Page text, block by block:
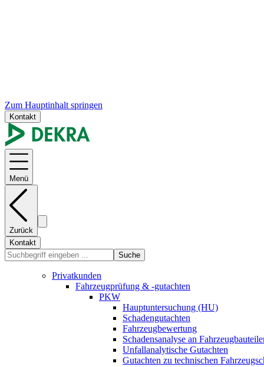
Zum Hauptinhalt springen
Kontakt
Menü
Zurück
Kontakt
Suche
Privatkunden
Fahrzeugprüfung & -gutachten
PKW
Hauptuntersuchung (HU)
Schadengutachten
Fahrzeugbewertung
Schadensanalyse an
Unfallanalytische Gutachten
Gutachten zu technischen